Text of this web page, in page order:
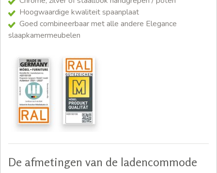
Hoogwaardige kwaliteit spaanplaat
Goed combineerbaar met alle andere Elegance
slaapkamermeubelen
De afmetingen van de ladencommode